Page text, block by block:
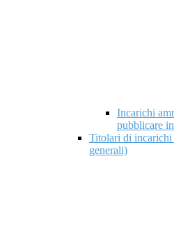
Incarichi
pubblicare
Titolari di
generali)